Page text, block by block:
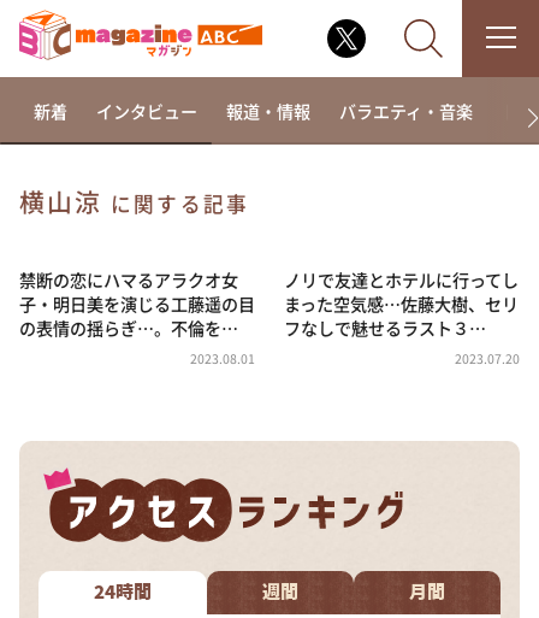
相席食堂
これ余談なんですけど・・・
～人生密着トークバラエティ！～ やすとものいたっ
河合＆A.B.C-Z塚田×福井アナ「なんでやねん！？」
（news おかえり）
DAIGOも台所 ～きょうの献立 何にする？～
本日はダイアンなり！シーズン２
新着 インタビュー 報道・情報 バラエティ・音楽 ド
横山涼 に関する記事
禁断の恋にハマるアラクオ女
子・明日美を演じる工藤遥の目
の表情の揺らぎ…。不倫を…
2023.08.01
ノリで友達とホテルに行ってし
まった空気感…佐藤大樹、セリ
フなしで魅せるラスト３…
2023.07.20
24時間 週間 月間